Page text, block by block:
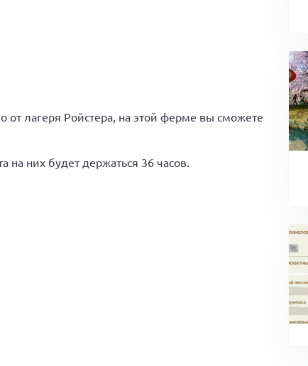
лагеря Ройстера, на этой ферме вы сможете
них будет держаться 36 часов.